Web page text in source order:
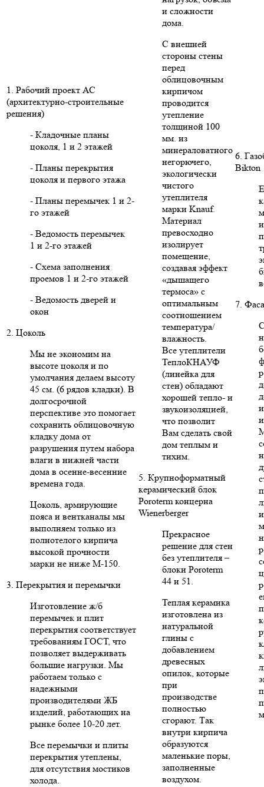
1. Рабочий проект АС
(архитектурно-строительные
решения)
- Кладочные планы
цоколя, 1 и 2 этажей
- Планы перекрытия
цоколя и первого этажа
- Планы перемычек 1 и 2-
го этажей
- Ведомость перемычек
1 и 2-го этажей
- Схема заполнения
проемов 1 и 2-го этажей
- Ведомость дверей и
окон
2. Цоколь
Мы не экономим на
высоте цоколя и по
умолчания делаем высоту
45 см. (6 рядов кладки). В
долгосрочной
перспективе это помогает
сохранить облицовочную
кладку дома от
разрушения путем набора
влаги в нижней части
дома в осенне-весенние
времена года.
Цоколь, армирующие
пояса и вентканалы мы
выполняем только из
полнотелого кирпича
высокой прочности
марки не ниже М-150.
3. Перекрытия и перемычки
Изготовление ж/б
перемычек и плит
перекрытия соответствует
требованиям ГОСТ, что
позволяет выдерживать
большие нагрузки. Мы
работаем только с
надежными
производителями ЖБ
изделий, работающих на
рынке более 10-20 лет.
Все перемычки и плиты
перекрытия утеплены,
для отсутствия мостиков
холода.
и сложности
дома.
С внешней
стороны стены
перед
облицовочным
кирпичом
проводится
утепление
толщиной 100
мм. из
минераловатного
негорючего,
экологически
чистого
утеплителя
марки Knauf.
Материал
превосходно
изолирует
помещение,
создавая эффект
«дышащего
термоса» с
оптимальным
соотношением
температура/
влажность.
Все утеплители
ТеплоКНАУФ
(линейка для
стен) обладают
хорошей тепло- и
звукоизоляцией,
что позволит
Вам сделать свой
дом теплым и
тихим.
5. Крупноформатный
керамический блок
Poroterm концерна
Wienerberger
Прекрасное
решение для стен
без утеплителя –
блоки Poroterm
44 и 51.
Теплая керамика
изготовлена из
натуральной
глины с
добавлением
древесных
опилок, которые
при
производстве
полностью
сгорают. Так
внутри кирпича
образуются
маленькие поры,
заполненные
воздухом.
6.
Bikton
7.